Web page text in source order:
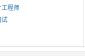
工程师
试